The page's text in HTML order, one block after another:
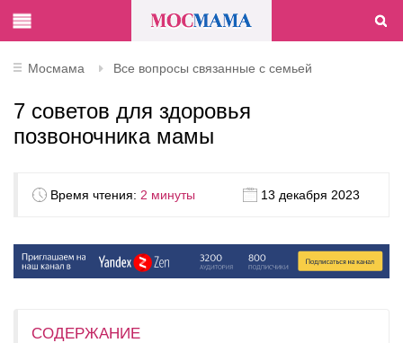
Мосмама Все вопросы связанные с семьей
7 советов для здоровья
позвоночника мамы
Время чтения: 2 минуты 13 декабря 2023
СОДЕРЖАНИЕ